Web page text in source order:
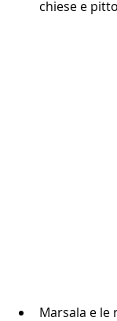
chiese e
Marsala e le